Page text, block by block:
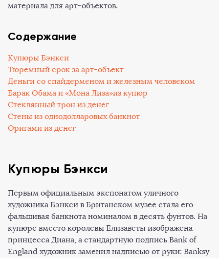
материала для арт-объектов.
Содержание
Купюры Бэнкси
Тюремный срок за арт-объект
Деньги со спайдерменом и железным человеком
Барак Обама и «Мона Лиза»из купюр
Стеклянный трон из денег
Стены из однодолларовых банкнот
Оригами из денег
Купюры Бэнкси
Первым официальным экспонатом уличного
художника Бэнкси в Британском музее стала его
фальшивая банкнота номиналом в десять фунтов. На
купюре вместо королевы Елизаветы изображена
принцесса Диана, а стандартную подпись Bank of
England художник заменил надписью от руки: Banksy